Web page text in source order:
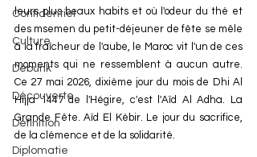
Confidentiel
Culture
Debunk
Découverte
Définition
Diplomatie
leurs plus beaux habits et où l'odeur du thé et
des msemen du petit-déjeuner de fête se mêle
à la fraîcheur de l'aube, le Maroc vit l'un de ces
moments qui ne ressemblent à aucun autre.
Ce 27 mai 2026, dixième jour du mois de Dhi Al
Hijja 1447 de l'Hégire, c'est l'Aïd Al Adha. La
Grande Fête. Aïd El Kébir. Le jour du sacrifice,
de la clémence et de la solidarité.